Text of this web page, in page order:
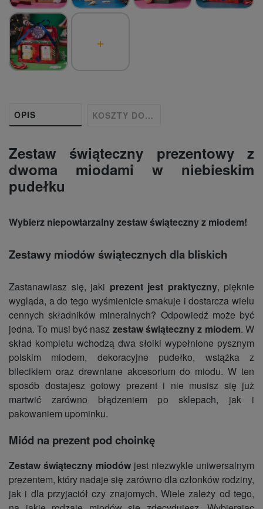
+
OPIS KOSZTY DOSTAWY
Zestaw świąteczny prezentowy z
dwoma miodami w niebieskim
pudełku
Wybierz niepowtarzalny zestaw świąteczny z miodem!
Zestawy miodów świątecznych dla bliskich
Zastanawiasz się, jaki prezent jest praktyczny, pięknie
wygląda, a do tego wyśmienicie smakuje i dostarcza wielu
cennych składników mineralnych? Odpowiedź może być
jedna. To musi być nasz zestaw świąteczny z miodem. W
skład kompletu wchodzą dwa słoiki wypełnione pysznym
polskim miodem, dekoracyjne pudełko, wstążka z
bilecikiem oraz drewniane akcesorium do miodu. W ten
sposób dostajesz gotowy prezent i nie musisz się już
martwić zarówno błądzeniem po sklepach, jak i
pakowaniem upominku.
Miód na prezent pod choinkę
Zestaw świąteczny miodów jest niezwykle uniwersalnym
prezentem, który nadaje się zarówno dla członków rodziny,
jak i dla przyjaciół czy znajomych. Wiele zależy od tego,